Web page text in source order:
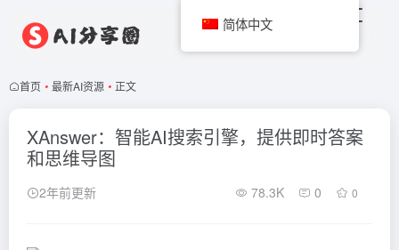
首页 • 最新AI资源 • 正文
XAnswer：智能AI搜索引擎，提供即时答案
和思维导图
2年前更新 78.3K 0 0
简体中文